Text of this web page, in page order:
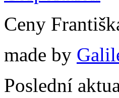
Ceny
made by
Poslední